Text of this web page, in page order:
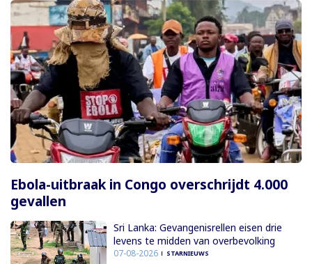
Ebola-uitbraak in Congo overschrijdt 4.000
gevallen
Sri Lanka: Gevangenisrellen eisen drie
levens te midden van overbevolking
07-08-2026 STARNIEUWS